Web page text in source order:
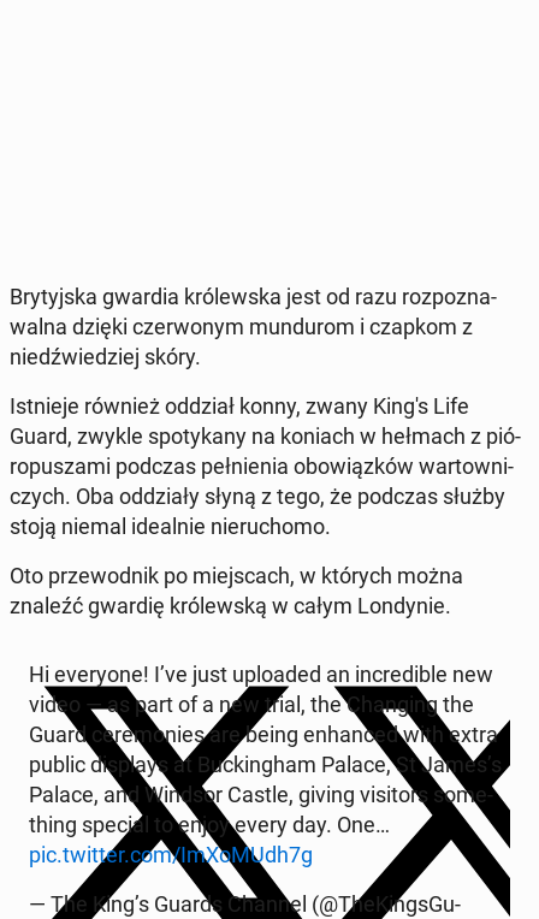
Bry­tyj­ska gwardia kró­lew­ska jest od razu roz­po­zna­
wal­na dzięki czer­wo­nym mun­du­rom i czapkom z
niedź­wie­dziej skóry.
Ist­nie­je również oddział konny, zwany King's Life
Guard, zwykle spo­ty­ka­ny na koniach w hełmach z pió­
ro­pu­sza­mi podczas peł­nie­nia obo­wiąz­ków war­tow­ni­
czych. Oba od­dzia­ły słyną z tego, że podczas służby
stoją niemal ide­al­nie nie­ru­cho­mo.
Oto prze­wod­nik po miej­scach, w których można
znaleźć gwardię kró­lew­ską w całym Lon­dy­nie.
Hi eve­ry­one! I’ve just uplo­aded an in­cre­di­ble new
video — as part of a new trial, the Chan­ging the
Guard ce­re­mo­nies are being en­han­ced with extra
public di­splays at Buc­kin­gham Palace, St James’s
Palace, and Windsor Castle, giving vi­si­tors so­me­
thing special to enjoy every day. One…
pic.twitter.com/ImXo­MUdh7g
— The King’s Guards Channel (@The­Kings­Gu­